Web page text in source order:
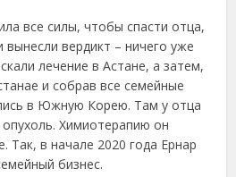
все силы, чтобы спасти отца,
вынесли вердикт – ничего уже
лечение в Астане, а затем,
и собрав все семейные
в Южную Корею. Там у отца
Химиотерапию он
Так, в начале 2020 года Ернар
бизнес.